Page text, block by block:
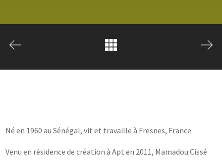
Né en 1960 au Sénégal, vit et travaille à Fresnes, France.
Venu en résidence de création à Apt en 2011, Mamadou Cissé